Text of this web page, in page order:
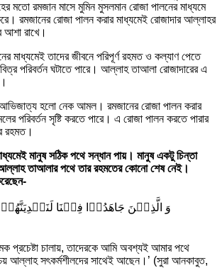
মতো রমজান মাসে মুমিন মুসলমান রোজা পালনের মাধ্যমে
রমজানের রোজা পালন করার মাধ্যমেই রোজাদার আল্লাহর
আশা রাখে।
মাধ্যমেই তাদের জীবনে পরিপূর্ণ রহমত ও কল্যাণ পেতে
পরিবর্তন ঘটাতে পারে। আল্লাহ তাআলা রোজাদারের এ
আভিজাত্য হলো নেক আমল। রমজানের রোজা পালন করার
পরিবর্তন সৃষ্টি করতে পারে। এ রোজা পালন করতে পারার
রহমত।
মানুষ সঠিক পথে সন্ধান পায়। মানুষ একটু চিন্তা
তাআলার পথে তার রহমতের কোনো শেষ নেই।
وَ الَّذِیۡنَ جَاهَدُوۡا فِیۡنَا لَنَهۡدِیَنَّهُمۡ
প্রচেষ্টা চালায়, তাদেরকে আমি অবশ্যই আমার পথে
আল্লাহ সৎকর্মশীলদের সাথেই আছেন।’ (সুরা আনকাবুত,